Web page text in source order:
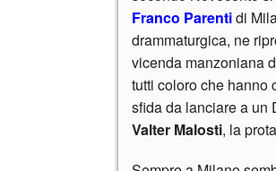
Franco Parentidi
drammaturgica, ne
vicenda manzoniana
tutti coloro che hanno
sfida da lanciare a un
Valter Malosti, la